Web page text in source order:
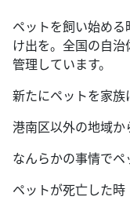
ペットを飼い始め
け出を。全国の自
管理しています。
新たにペットを家族
港南区以外の地域
なんらかの事情で
ペットが死亡した時